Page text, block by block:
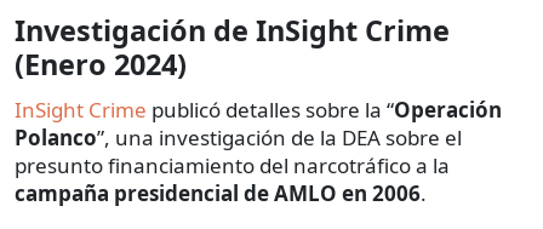
Investigación de InSight Crime
(Enero 2024)
InSight Crime publicó detalles sobre la “Operación
Polanco”, una investigación de la DEA sobre el
presunto financiamiento del narcotráfico a la
campaña presidencial de AMLO en 2006.